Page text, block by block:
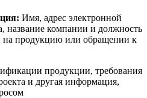
Имя, адрес электронной
название компании и должность
на продукцию или обращении к
продукции, требования
и другая информация,